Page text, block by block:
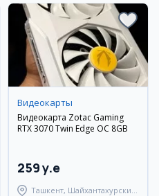
Видеокарты
Видеокарта Zotac Gaming
RTX 3070 Twin Edge OC 8GB
259 y.e
Ташкент, Шайхантахурский